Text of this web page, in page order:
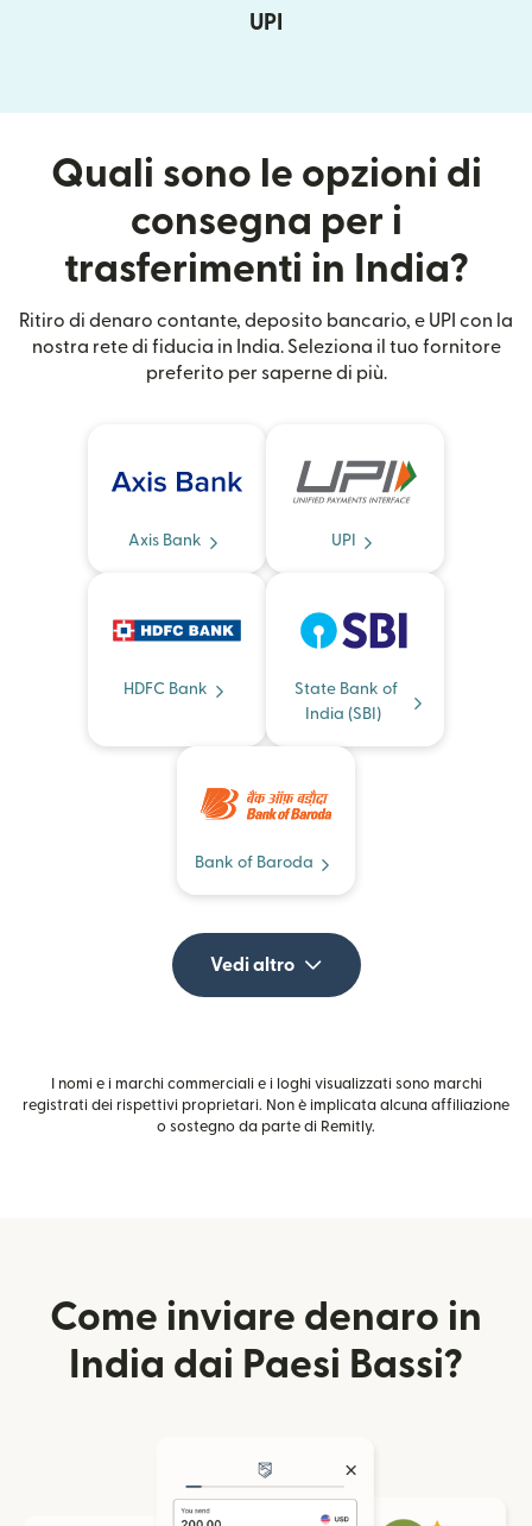
UPI
Quali sono le opzioni di
consegna per i
trasferimenti in India?
Ritiro di denaro contante, deposito bancario, e UPI con la
nostra rete di fiducia in India. Seleziona il tuo fornitore
preferito per saperne di più.
Axis Bank UPI
HDFC Bank
State Bank of
India (SBI)
Bank of Baroda
Vedi altro
I nomi e i marchi commerciali e i loghi visualizzati sono marchi
registrati dei rispettivi proprietari. Non è implicata alcuna affiliazione
o sostegno da parte di Remitly.
Come inviare denaro in
India dai Paesi Bassi?